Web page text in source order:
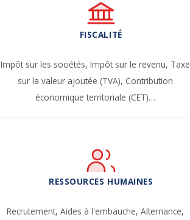
FISCALITÉ
Impôt sur les sociétés,Impôt sur le revenu, Taxe
sur la valeur ajoutée (TVA), Contribution
économique territoriale (CET)…
RESSOURCES HUMAINES
Recrutement,Aides à l'embauche,Alternance,